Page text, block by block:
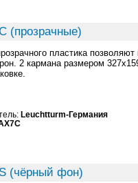
(прозрачные)
пластика
2 кармана размером
Leuchtturm-Германия
(чёрный фон)